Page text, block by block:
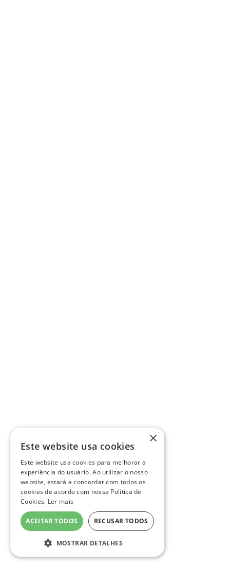
×
Este website usa cookies
Este website usa cookies para melhorar a
experiência do usuário. Ao utilizar o nosso
website, estará a concordar com todos os
cookies de acordo com nossa Política de
Cookies. Ler mais
ACEITAR TODOS RECUSAR TODOS
MOSTRAR DETALHES